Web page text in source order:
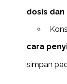
dosis
cara
simpan